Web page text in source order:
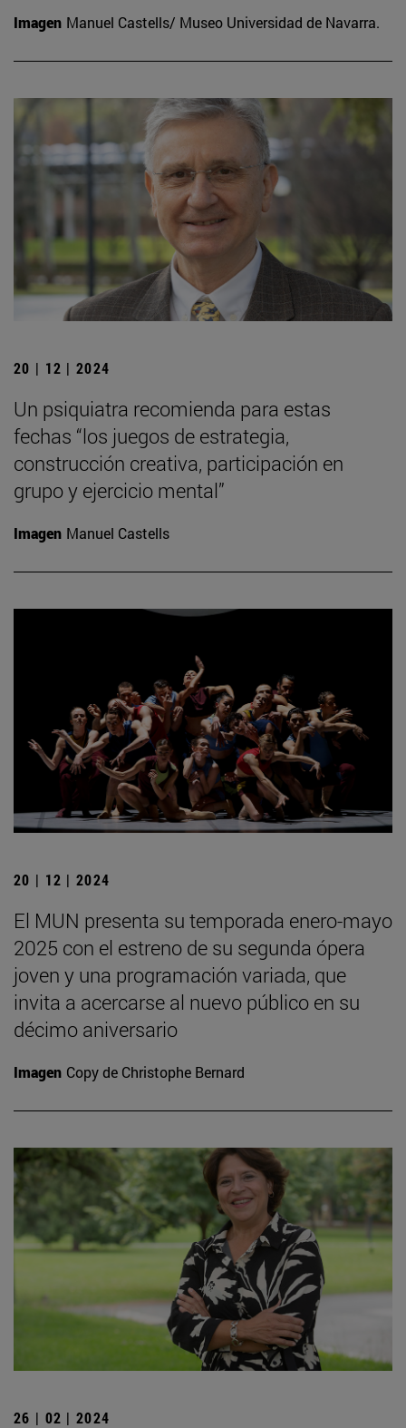
Imagen Manuel Castells/ Museo Universidad de Navarra.
20 | 12 | 2024
Un psiquiatra recomienda para estas
fechas “los juegos de estrategia,
construcción creativa, participación en
grupo y ejercicio mental”
Imagen Manuel Castells
20 | 12 | 2024
El MUN presenta su temporada enero-mayo
2025 con el estreno de su segunda ópera
joven y una programación variada, que
invita a acercarse al nuevo público en su
décimo aniversario
Imagen Copy de Christophe Bernard
26 | 02 | 2024